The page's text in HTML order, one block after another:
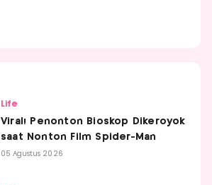
Life
Viral! Penonton Bioskop Dikeroyok
saat Nonton Film Spider-Man
05 Agustus 2026